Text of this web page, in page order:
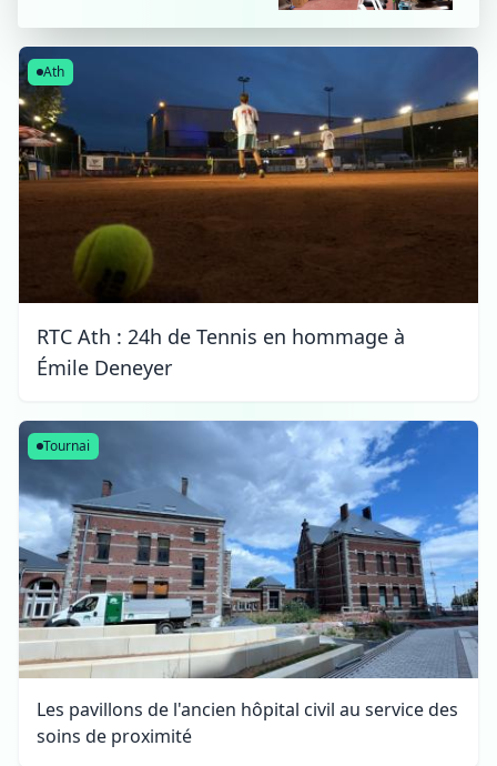
Ath
RTC Ath : 24h de Tennis en hommage à
Émile Deneyer
Tournai
Les pavillons de l'ancien hôpital civil au service des
soins de proximité